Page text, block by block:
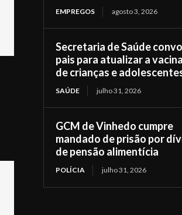
EMPREGOS agosto 3, 2026
Secretaria de Saúde
pais para atualizar a
de crianças e
SAÚDE julho 31, 2026
GCM de Vinhedo cumpre
mandado de prisão por
de pensão alimentícia
POLÍCIA julho 31, 2026